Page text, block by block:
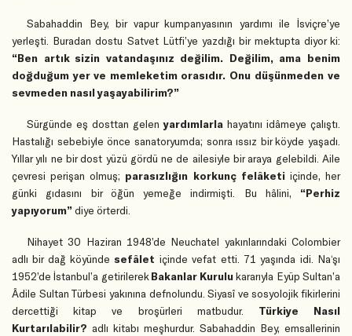
Sabahaddin Bey, bir vapur kumpanyasının yardımı ile İsviçre’ye
yerleşti. Buradan dostu Satvet Lütfi’ye yazdığı bir mektupta diyor ki:
“Ben artık sizin vatandaşınız değilim. Değilim, ama benim
doğduğum yer ve memleketim orasıdır. Onu düşünmeden ve
sevmeden nasıl yaşayabilirim?”
Sürgünde eş dosttan gelenyardımlarlahayatını idâmeye çalıştı.
Hastalığı sebebiyle önce sanatoryumda; sonra ıssız bir köyde yaşadı.
Yıllar yılı ne bir dost yüzü gördü ne de ailesiyle bir araya gelebildi. Aile
çevresi perişan olmuş; parasızlığın korkunç felâketiiçinde, her
günki gıdasını bir öğün yemeğe indirmişti. Bu hâlini, “Perhiz
yapıyorum”diye örterdi.
Nihayet 30 Haziran 1948’de Neuchatel yakınlarındaki Colombier
adlı bir dağ köyündesefâlet içinde vefat etti. 71 yaşında idi. Na‘şı
1952’de İstanbul’a getirilerekBakanlar Kurulukararıyla Eyüp Sultan’a
Âdile Sultan Türbesi yakınına defnolundu. Siyasî ve sosyolojik fikirlerini
dercettiği kitap ve broşürleri matbudur. Türkiye Nasıl
Kurtarılabilir? adlı kitabı meşhurdur. Sabahaddin Bey, emsallerinin